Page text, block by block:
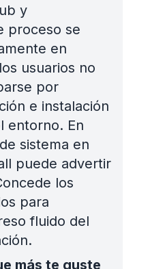
y
proceso se
en
usuarios no
por
e instalación
entorno. En
sistema en
puede advertir
los
para
fluido del
más te guste